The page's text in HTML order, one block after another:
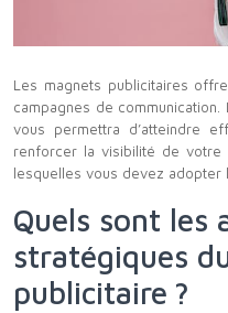
Les magnets publicitaires
campagnes de
vous permettra d’atteindre
renforcer la visibilité de votre
lesquelles vous devez adopter
Quels sont les
stratégiques
publicitaire ?